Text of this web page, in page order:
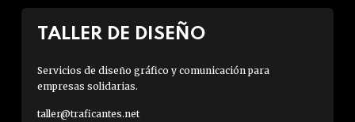
TALLER DE DISEÑO
Servicios de diseño gráfico y comunicación para
empresas solidarias.
taller@traficantes.net